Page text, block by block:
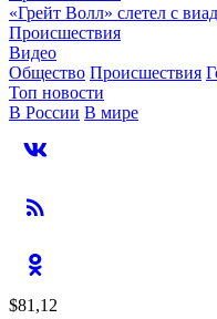
«Грейт Волл» слетел с
Происшествия
Видео
Общество Происшествия
Топ новости
В России В мире
$81,12